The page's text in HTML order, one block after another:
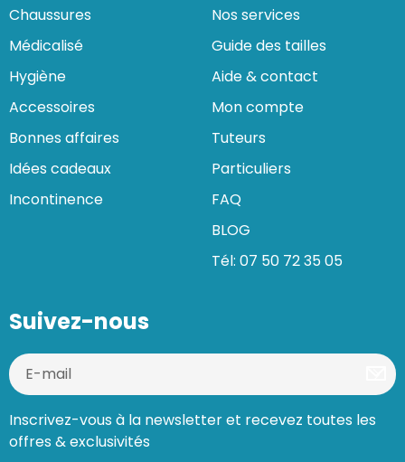
Chaussures
Médicalisé
Hygiène
Accessoires
Bonnes affaires
Idées cadeaux
Incontinence
Nos services
Guide des tailles
Aide & contact
Mon compte
Tuteurs
Particuliers
FAQ
BLOG
Tél: 07 50 72 35 05
Suivez-nous
Inscrivez-vous à la newsletter et recevez toutes les
offres & exclusivités